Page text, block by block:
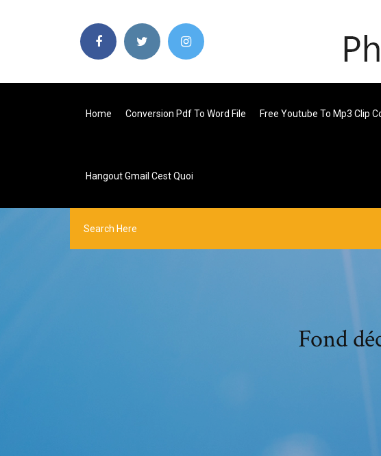
Home Conversion Pdf To Word File Free Youtube To Mp3 Clip
Hangout Gmail Cest Quoi
Fond